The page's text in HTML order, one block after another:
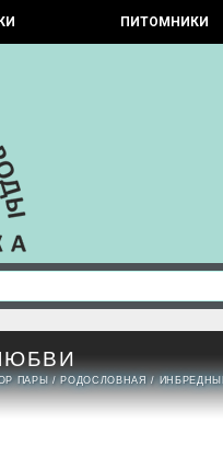
ПИТОМНИКИ
ПАРЫ /РОДОСЛОВНАЯ /